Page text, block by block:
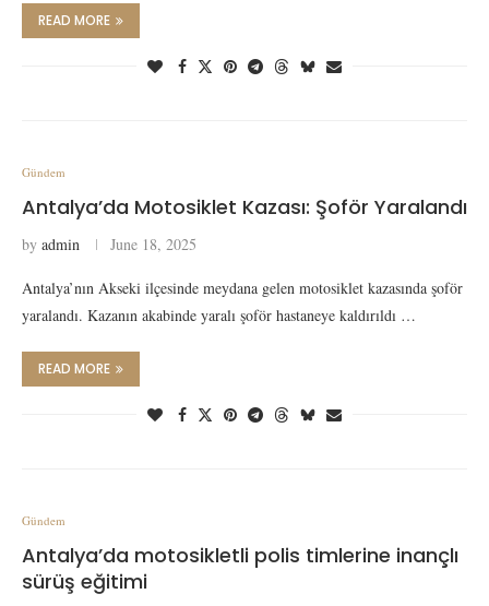
READ MORE
Gündem
Antalya’da Motosiklet Kazası: Şoför Yaralandı
by admin June 18, 2025
Antalya’nın Akseki ilçesinde meydana gelen motosiklet kazasında şoför
yaralandı. Kazanın akabinde yaralı şoför hastaneye kaldırıldı …
READ MORE
Gündem
Antalya’da motosikletli polis timlerine inançlı
sürüş eğitimi